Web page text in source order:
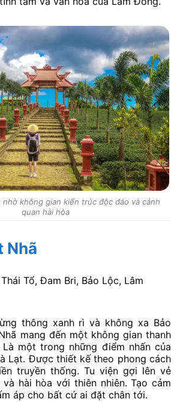
nhờ không gian kiến trúc độc đáo và cảnh
quan hài hòa
Nhã
Thái Tổ, Đam Bri, Bảo Lộc, Lâm
thông xanh rì và không xa Bảo
mang đến một không gian thanh
một trong những điểm nhấn của
Lạt. Được thiết kế theo phong cách
truyền thống. Tu viện gợi lên vẻ
hài hòa với thiên nhiên. Tạo cảm
áp cho bất cứ ai đặt chân tới.